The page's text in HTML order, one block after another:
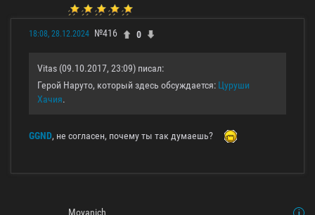
18:08, 28.12.2024 №416 0
Vitas (09.10.2017, 23:09) писал:
Герой Наруто, который здесь обсуждается: Цуруши
Хачия.
GGND, не согласен, почему ты так думаешь?
Moyanich